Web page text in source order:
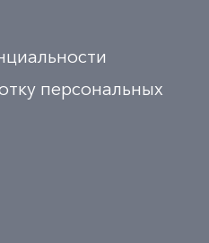
персональных